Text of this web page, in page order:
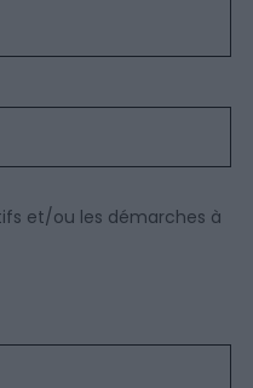
et/ou les démarches à